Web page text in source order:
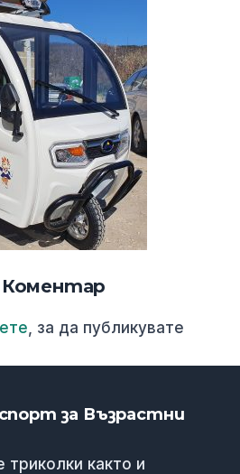
, за да публикувате
за Възрастни
триколки както и